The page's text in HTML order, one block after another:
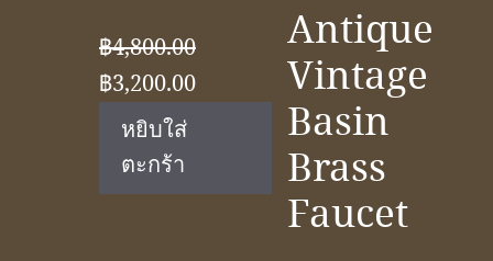
฿4,800.00
Original
price
was:
฿4,800.00.
฿3,200.00Current
฿3,200.00.
หยิบใส่
ตะกร้า
Antique
Vintage
Basin
Brass
Faucet